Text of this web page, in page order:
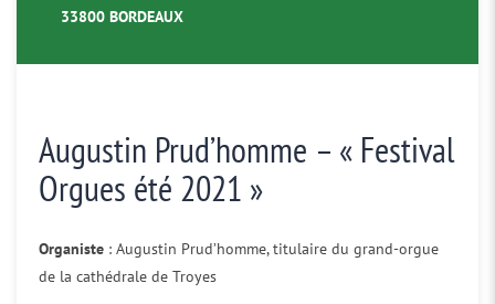
33800 BORDEAUX
Augustin Prud’homme – « Festival
Orgues été 2021 »
Organiste : Augustin Prud’homme, titulaire du grand-orgue
de la cathédrale de Troyes